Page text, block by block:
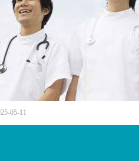
思想政治工作条例》
05-11